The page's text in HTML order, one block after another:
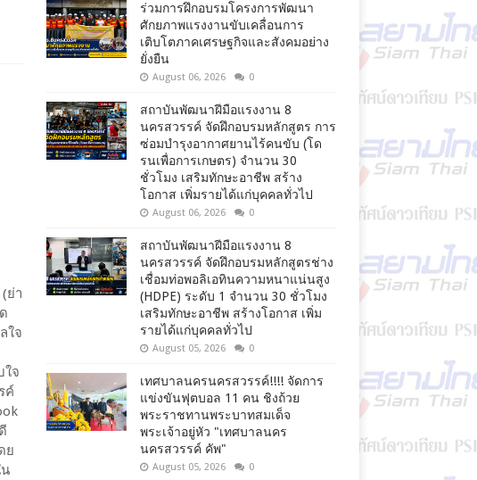
ย่า
ใจ
ใจ
ค์
ย
ร่วมการฝึกอบรมโครงการพัฒนา
ศักยภาพแรงงานขับเคลื่อนการ
เติบโตภาคเศรษฐกิจและสังคมอย่าง
ยั่งยืน
August 06, 2026 0
สถาบันพัฒนาฝีมือแรงงาน 8
นครสวรรค์ จัดฝึกอบรมหลักสูตร การ
ซ่อมบำรุงอากาศยานไร้คนขับ (โด
รนเพื่อการเกษตร) จำนวน 30
ชั่วโมง เสริมทักษะอาชีพ สร้าง
โอกาส เพิ่มรายได้แก่บุคคลทั่วไป
August 06, 2026 0
สถาบันพัฒนาฝีมือแรงงาน 8
นครสวรรค์ จัดฝึกอบรมหลักสูตรช่าง
เชื่อมท่อพอลิเอทินความหนาแน่นสูง
(HDPE) ระดับ 1 จำนวน 30 ชั่วโมง
เสริมทักษะอาชีพ สร้างโอกาส เพิ่ม
รายได้แก่บุคคลทั่วไป
August 05, 2026 0
เทศบาลนครนครสวรรค์!!!! จัดการ
แข่งขันฟุตบอล 11 คน ชิงถ้วย
พระราชทานพระบาทสมเด็จ
พระเจ้าอยู่หัว "เทศบาลนคร
นครสวรรค์ คัพ"
August 05, 2026 0